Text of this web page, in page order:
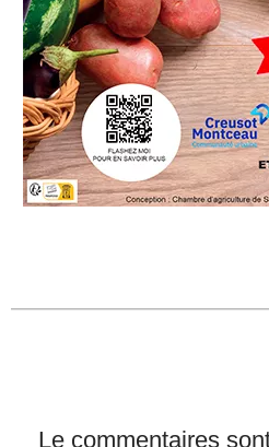
Le commentaires